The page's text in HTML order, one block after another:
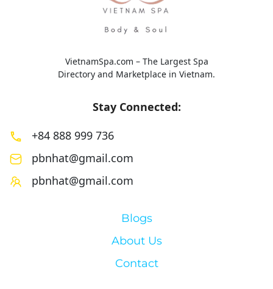
VietnamSpa.com – The Largest Spa
Directory and Marketplace in Vietnam.
Stay Connected:
+84 888 999 736
pbnhat@gmail.com
pbnhat@gmail.com
Blogs
About Us
Contact